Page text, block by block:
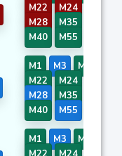
M22
M24
M28
M35
M40
M55
M1 M3 M5
M22
M24
M28
M35
M40
M55
M1 M3 M5